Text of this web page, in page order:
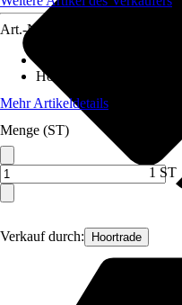
Verkauf durch: Hoortrade
Art.-Nr.
Höhe
Mehr Artikeldetails
Menge (ST)
1 ST